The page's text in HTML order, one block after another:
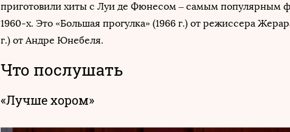
приготовили хиты с Луи де Фюнесом – самым популярным
1960-х. Это «Большая прогулка» (1966 г.) от режиссера
г.) от Андре Юнебеля.
Что послушать
«Лучше хором»